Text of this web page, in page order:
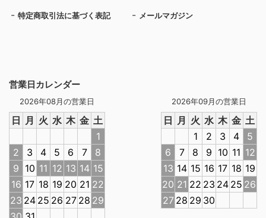
営業日カレンダー
2026年08月の営業日
日 月 火 水 木 金 土
1
2
3 4 5 6 7
8
9 10 11 12 13 14 15
16 17 18 19 20 21 22
23 24 25 26 27 28 29
2026年09月の営業日
日 月 火 水 木 金 土
1
2 3 4
5
6
7 8 9 10 11 12
13 14 15 16 17 18 19
20 21 22 23 24 25 26
27 28 29 30
特定商取引法に基づく表記 メールマガジン